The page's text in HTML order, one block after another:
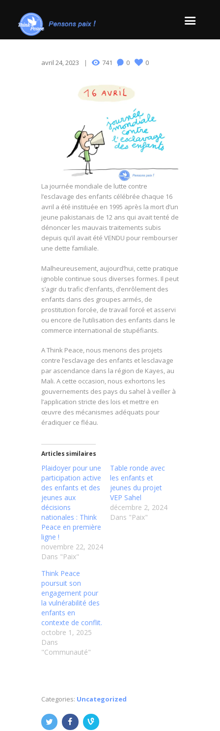
avril 24, 2023 741 0 0
La journée mondiale de lutte contre
l’esclavage des enfants célébrée chaque 16
avril a été instituée en 1995 après la mort d’un
jeune pakistanais de 12 ans qui avait tenté de
dénoncer les mauvais traitements subis
depuis qu’il avait été VENDU pour rembourser
une dette familiale.
Malheureusement, aujourd’hui, cette pratique
ignoble continue sous diverses formes. Il peut
s’agir du trafic d’enfants, d’enrôlement des
enfants dans des groupes armés, de
prostitution forcée, de travail forcé et asservi
ou encore de l’utilisation des enfants dans le
commerce international de stupéfiants.
A Think Peace, nous menons des projets
contre l’esclavage des enfants et lesclavage
par ascendance dans la région de Kayes, au
Mali. A cette occasion, nous exhortons les
gouvernements des pays du sahel à veiller à
l’application stricte des lois et mettre en
œuvre des mécanismes adéquats pour
éradiquer ce fléau.
Articles similaires
Plaidoyer pour une
participation active
des enfants et des
jeunes aux
décisions
nationales : Think
Peace en première
ligne !
novembre 22, 2024
Dans "Paix"
Table ronde avec
les enfants et
jeunes du projet
VEP Sahel
décembre 2, 2024
Dans "Paix"
Think Peace
poursuit son
engagement pour
la vulnérabilité des
enfants en
contexte de conflit.
octobre 1, 2025
Dans
"Communauté"
Categories: Uncategorized